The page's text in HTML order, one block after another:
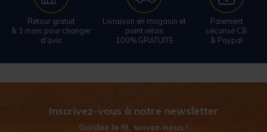
Retour gratuit
& 1 mois pour changer
d'avis
Livraison en magasin et
point relais
100% GRATUITE
Paiement
sécurisé CB
& Paypal
Inscrivez-vous à notre newsletter
Gardez le fil, suivez-nous !